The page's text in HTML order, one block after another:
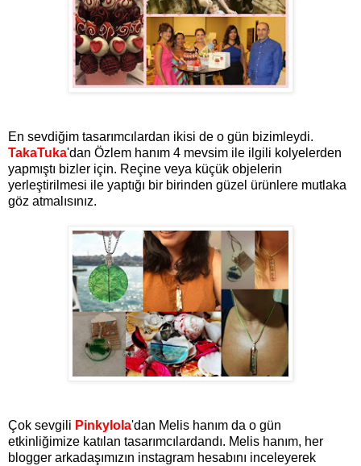
En sevdiğim tasarımcılardan ikisi de o gün bizimleydi.
TakaTuka'dan Özlem hanım 4 mevsim ile ilgili kolyelerden
yapmıştı bizler için. Reçine veya küçük objelerin
yerleştirilmesi ile yaptığı bir birinden güzel ürünlere mutlaka
göz atmalısınız.
Çok sevgili Pinkylola'dan Melis hanım da o gün
etkinliğimize katılan tasarımcılardandı. Melis hanım, her
blogger arkadaşımızın instagram hesabını inceleyerek